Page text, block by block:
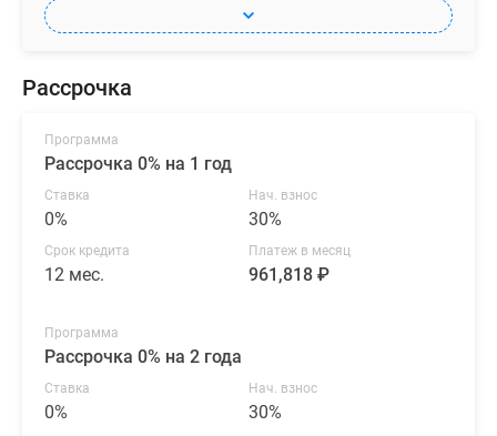
центры
Траншевая
ипотека
Скидки
акции
Рассрочка
Программа
Рассрочка 0% на 1 год
Ставка
0%
Нач. взнос
30%
Срок кредита
12 мес.
Платеж в месяц
961,818 ₽
Программа
Рассрочка 0% на 2 года
Ставка
0%
Нач. взнос
30%